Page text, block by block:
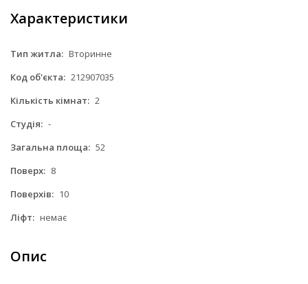
Характеристики
Тип житла: Вторинне
Код об'єкта: 212907035
Кількість кімнат: 2
Студія: -
Загальна площа: 52
Поверх: 8
Поверхів: 10
Ліфт: немає
Опис